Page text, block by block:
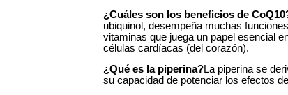
¿Cuáles son los beneficios de
ubiquinol, desempeña muchas
vitaminas que juega un papel esencial
células cardíacas (del corazón).
¿Qué es la piperina?La piperina se
su capacidad de potenciar los efectos